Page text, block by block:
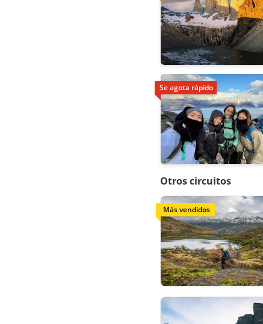
Se agota rápido
Otros circuitos
Más vendidos